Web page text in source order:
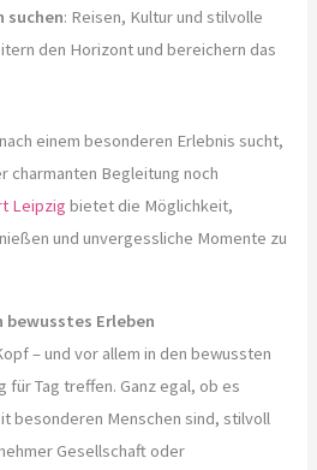
suchen: Reisen, Kultur und stilvolle
den Horizont und bereichern das
einem besonderen Erlebnis sucht,
charmanten Begleitung noch
Leipzig bietet die Möglichkeit,
und unvergessliche Momente zu
bewusstes Erleben
– und vor allem in den bewussten
für Tag treffen. Ganz egal, ob es
besonderen Menschen sind, stilvoll
Gesellschaft oder